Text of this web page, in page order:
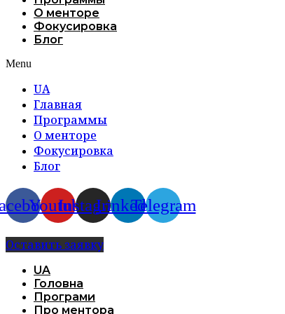
О менторе
Фокусировка
Блог
Menu
UA
Главная
Программы
О менторе
Фокусировка
Блог
YoutubeInstagramLinkedinTelegram
Оставить заявку
UA
Головна
Програми
Про ментора